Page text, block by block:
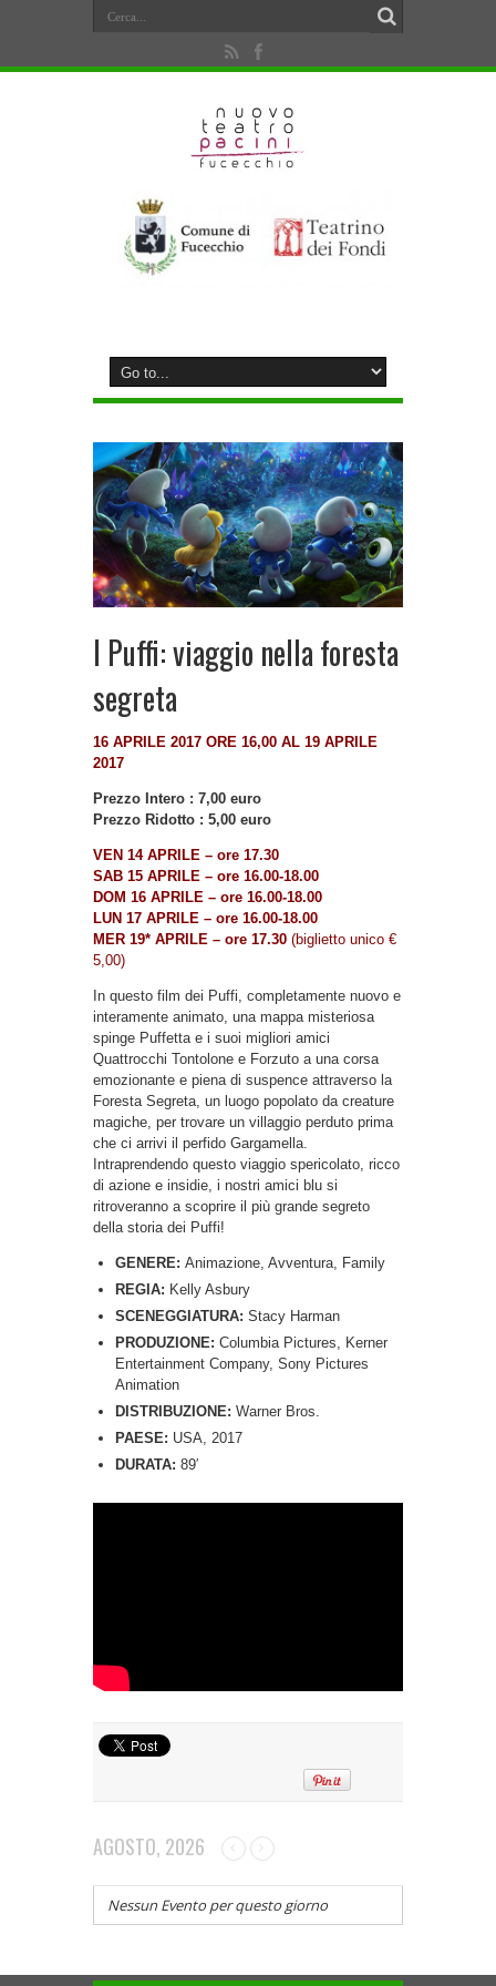
I Puffi: viaggio nella foresta
segreta
16 APRILE 2017 ORE 16,00 AL 19 APRILE
2017
Prezzo Intero : 7,00 euro
Prezzo Ridotto : 5,00 euro
VEN 14 APRILE – ore 17.30
SAB 15 APRILE – ore 16.00-18.00
DOM 16 APRILE – ore 16.00-18.00
LUN 17 APRILE – ore 16.00-18.00
MER 19* APRILE – ore 17.30 (biglietto unico €
5,00)
In questo film dei Puffi, completamente nuovo e
interamente animato, una mappa misteriosa
spinge Puffetta e i suoi migliori amici
Quattrocchi Tontolone e Forzuto a una corsa
emozionante e piena di suspence attraverso la
Foresta Segreta, un luogo popolato da creature
magiche, per trovare un villaggio perduto prima
che ci arrivi il perfido Gargamella.
Intraprendendo questo viaggio spericolato, ricco
di azione e insidie, i nostri amici blu si
ritroveranno a scoprire il più grande segreto
della storia dei Puffi!
GENERE: Animazione, Avventura, Family
REGIA: Kelly Asbury
SCENEGGIATURA: Stacy Harman
PRODUZIONE: Columbia Pictures, Kerner
Entertainment Company, Sony Pictures
Animation
DISTRIBUZIONE: Warner Bros.
PAESE: USA, 2017
DURATA: 89′
AGOSTO, 2026
Nessun Evento per questo giorno